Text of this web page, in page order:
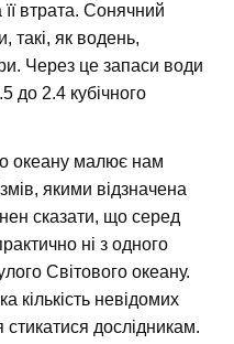
її втрата. Сонячний
такі, як водень,
Через це запаси води
до 2.4 кубічного
океану малює нам
якими відзначена
сказати, що серед
ні з одного
Світового океану.
кількість невідомих
дослідникам.